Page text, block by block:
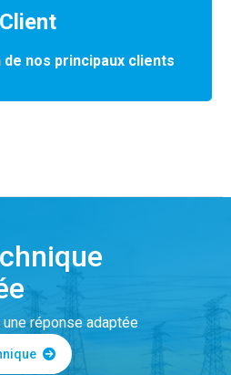
nos principaux clients
réponse adaptée